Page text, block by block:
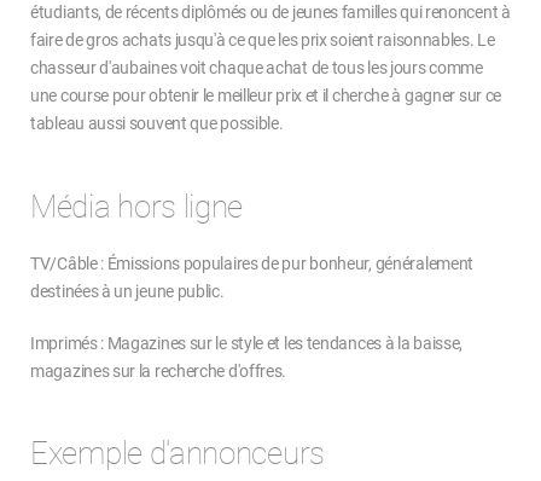
étudiants, de récents diplômés ou de jeunes familles qui renoncent à
faire de gros achats jusqu'à ce que les prix soient raisonnables. Le
chasseur d'aubaines voit chaque achat de tous les jours comme
une course pour obtenir le meilleur prix et il cherche à gagner sur ce
tableau aussi souvent que possible.
Média hors ligne
TV/Câble : Émissions populaires de pur bonheur, généralement
destinées à un jeune public.
Imprimés : Magazines sur le style et les tendances à la baisse,
magazines sur la recherche d'offres.
Exemple d'annonceurs